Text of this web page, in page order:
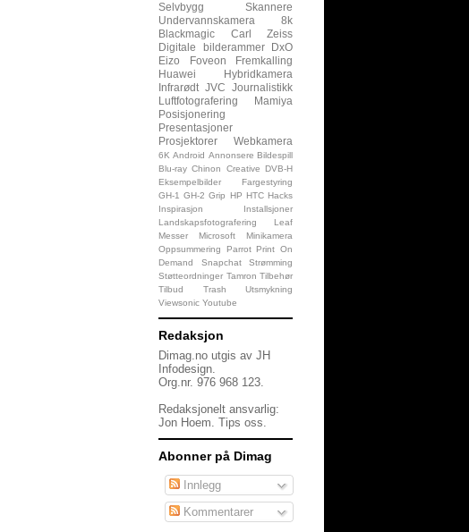
Selvbygg
Skannere
Undervannskamera
8k
Blackmagic
Carl Zeiss
Digitale bilderammer
DxO
Eizo
Foveon
Fremkalling
Huawei
Hybridkamera
Infrarødt JVC
Journalistikk
Luftfotografering
Mamiya
Posisjonering
Presentasjoner
Prosjektorer
Webkamera
6K Android Annonsere Bildespill
Blu-ray Chinon Creative
DVB-H
Eksempelbilder
Fargestyring
GH-1 GH-2 Grip HP HTC Hacks
Inspirasjon
Installsjoner
Landskapsfotografering
Leaf
Messer
Microsoft
Minikamera
Oppsummering
Parrot Print On
Demand
Snapchat
Strømming
Støtteordninger Tamron Tilbehør
Tilbud
Trash
Utsmykning
Viewsonic Youtube
Redaksjon
Dimag.no utgis av JH
Infodesign.
Org.nr. 976 968 123.
Redaksjonelt ansvarlig:
Jon Hoem. Tips oss
Abonner på Dimag
Innlegg
Kommentarer